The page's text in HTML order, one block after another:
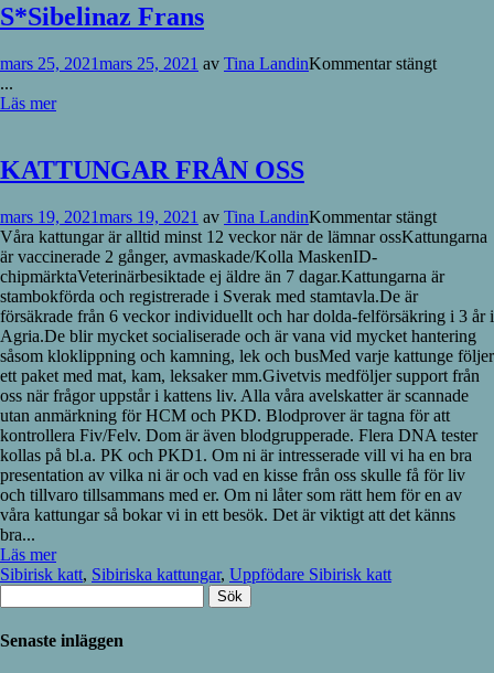
S*Sibelinaz Frans
mars 25, 2021mars 25, 2021 av Tina LandinKommentar stängt
...
Läs mer
KATTUNGAR FRÅN OSS
mars 19, 2021mars 19, 2021 av Tina LandinKommentar stängt
Våra kattungar är alltid minst 12 veckor när de lämnar ossKattungarna
är vaccinerade 2 gånger, avmaskade/Kolla MaskenID-
chipmärktaVeterinärbesiktade ej äldre än 7 dagar.Kattungarna är
stambokförda och registrerade i Sverak med stamtavla.De är
försäkrade från 6 veckor individuellt och har dolda-felförsäkring i 3 år i
Agria.De blir mycket socialiserade och är vana vid mycket hantering
såsom kloklippning och kamning, lek och busMed varje kattunge följer
ett paket med mat, kam, leksaker mm.Givetvis medföljer support från
oss när frågor uppstår i kattens liv. Alla våra avelskatter är scannade
utan anmärkning för HCM och PKD. Blodprover är tagna för att
kontrollera Fiv/Felv. Dom är även blodgrupperade. Flera DNA tester
kollas på bl.a. PK och PKD1. Om ni är intresserade vill vi ha en bra
presentation av vilka ni är och vad en kisse från oss skulle få för liv
och tillvaro tillsammans med er. Om ni låter som rätt hem för en av
våra kattungar så bokar vi in ett besök. Det är viktigt att det känns
bra...
Läs mer
Sibirisk katt, Sibiriska kattungar, Uppfödare Sibirisk katt
efter:
Senaste inläggen